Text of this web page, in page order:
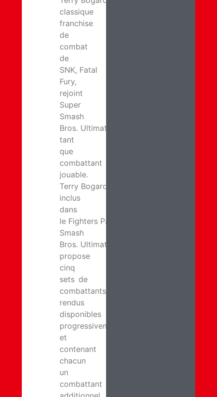
classique
franchise
de
combat
de
SNK, Fatal
Fury,
rejoint
Super
Smash
Bros. Ultimate en
tant
que
combattant
jouable.
Terry Bogard est
inclus
dans
le Fighters Pass de Super
Smash
Bros. Ultimate, qui
propose
cinq
sets de
combattants
rendus
disponibles
progressivement
et
contenant
chacun
un
combattant